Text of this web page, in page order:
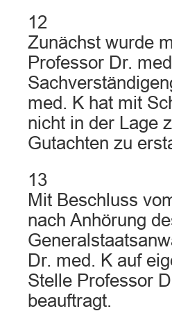
12
Zunächst wurde
Professor Dr.
med. K hat mit
nicht in der Lage
Gutachten zu
13
Mit Beschluss
nach Anhörung
Dr. med. K auf
Stelle Professor
beauftragt.